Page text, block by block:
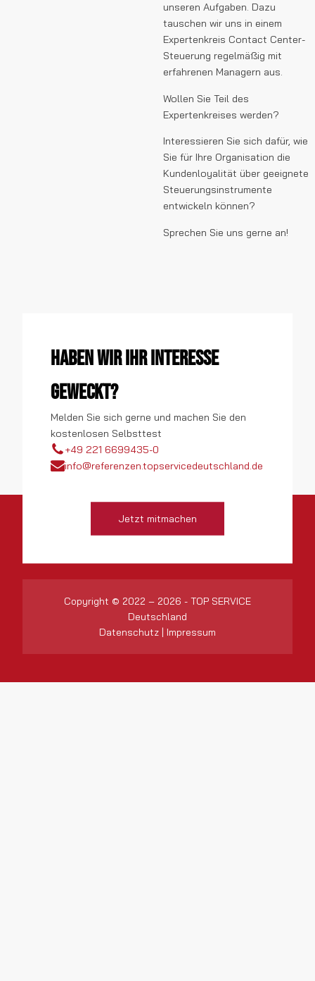
unseren Aufgaben. Dazu
tauschen wir uns in einem
Expertenkreis Contact Center-
Steuerung regelmäßig mit
erfahrenen Managern aus.
Wollen Sie Teil des
Expertenkreises werden?
Interessieren Sie sich dafür, wie
Sie für Ihre Organisation die
Kundenloyalität über geeignete
Steuerungsinstrumente
entwickeln können?
Sprechen Sie uns gerne an!
Haben wir Ihr Interesse
geweckt?
Melden Sie sich gerne und machen Sie den
kostenlosen Selbsttest
+49 221 6699435-0
info@referenzen.topservicedeutschland.de
Jetzt mitmachen
Copyright © 2022 – 2026 - TOP SERVICE
Deutschland
Datenschutz | Impressum